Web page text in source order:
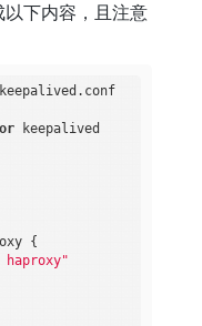
下内容，且注意
keepalived
{